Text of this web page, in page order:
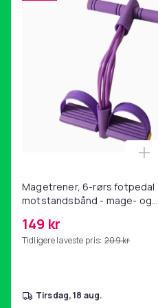
Magetrener, 6-rørs fotpedal
motstandsbånd - mage- og
hjemmegymnastikk Purple
149 kr
Tidligere laveste pris: 209 kr
tirsdag, 18 aug.